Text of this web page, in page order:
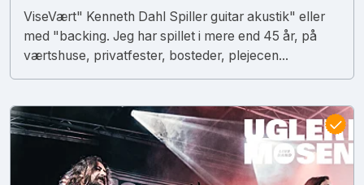
ViseVært" Kenneth Dahl Spiller guitar akustik" eller
med "backing. Jeg har spillet i mere end 45 år, på
værtshuse, privatfester, bosteder, plejecen...